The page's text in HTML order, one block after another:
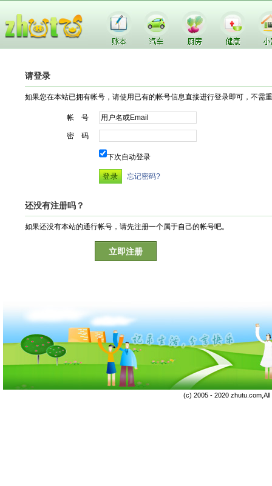
请登录
如果您在本站已拥有帐号，请使用已有的帐号信息直接进行登录即可，不需
帐 号
密 码
下次自动登录
忘记密码?
还没有注册吗？
如果还没有本站的通行帐号，请先注册一个属于自己的帐号吧。
立即注册
(c) 2005 - 2020